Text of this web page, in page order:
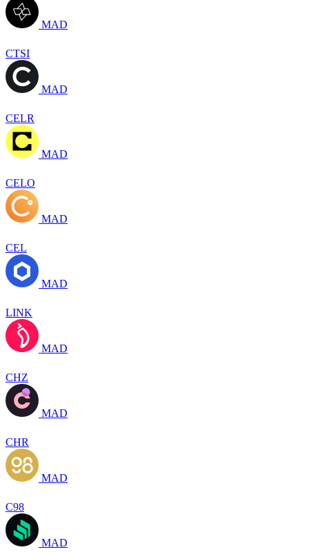
MAD
CTSI
MAD
CELR
MAD
CELO
MAD
CEL
MAD
LINK
MAD
CHZ
MAD
CHR
MAD
C98
MAD